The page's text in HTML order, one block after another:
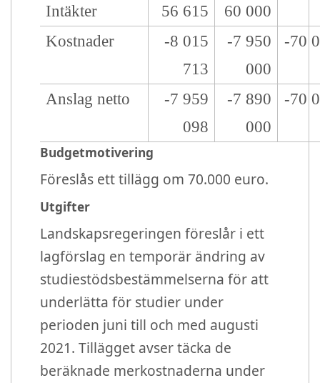
Intäkter
56 615
60 000
Kostnader
-8 015
713
-7 950
000
-70
Anslag netto
-7 959
098
-7 890
000
-70
Budgetmotivering
Föreslås ett tillägg om 70.000 euro.
Utgifter
Landskapsregeringen föreslår i ett
lagförslag en temporär ändring av
studiestödsbestämmelserna för att
underlätta för studier under
perioden juni till och med augusti
2021. Tillägget avser täcka de
beräknade merkostnaderna under